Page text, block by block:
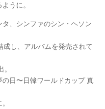
うに。
、シンファのシン・ヘソン
し、アルバムを発売されて
日〜日韓ワールドカップ 真